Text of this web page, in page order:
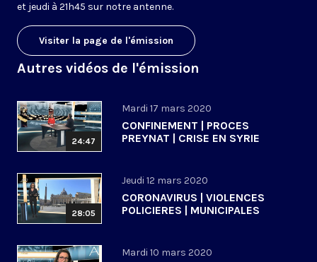
et jeudi à 21h45 sur notre antenne.
Visiter la page de l'émission
Autres vidéos de l'émission
24:47
Mardi 17 mars 2020
CONFINEMENT | PROCES
PREYNAT | CRISE EN SYRIE
28:05
Jeudi 12 mars 2020
CORONAVIRUS | VIOLENCES
POLICIERES | MUNICIPALES
Mardi 10 mars 2020